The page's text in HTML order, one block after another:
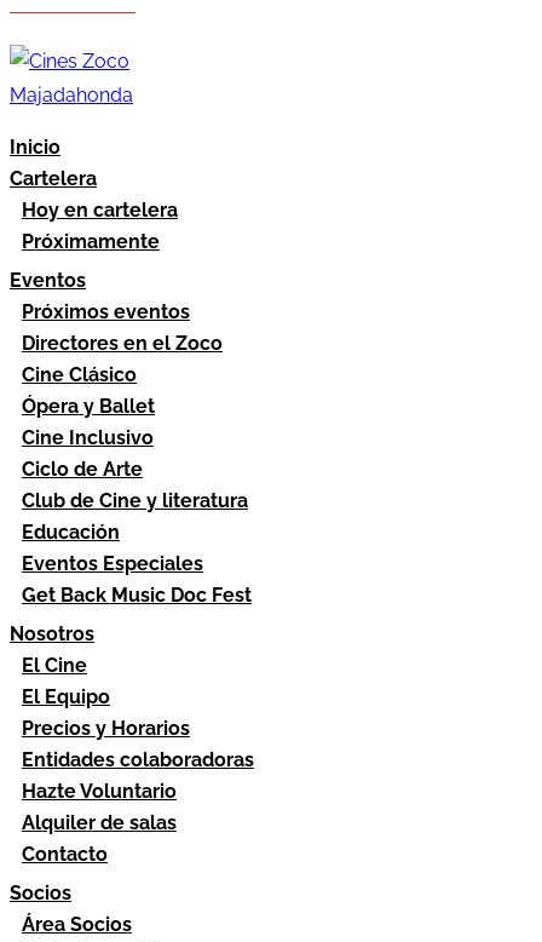
Inicio
Cartelera
Hoy en cartelera
Próximamente
Eventos
Próximos eventos
Directores en el Zoco
Cine Clásico
Ópera y Ballet
Cine Inclusivo
Ciclo de Arte
Club de Cine y literatura
Educación
Eventos Especiales
Get Back Music Doc Fest
Nosotros
El Cine
El Equipo
Precios y Horarios
Entidades colaboradoras
Hazte Voluntario
Alquiler de salas
Contacto
Socios
Área Socios